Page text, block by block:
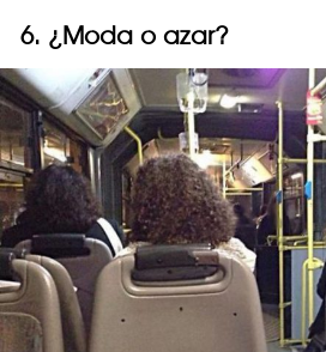
6. ¿Moda o azar?